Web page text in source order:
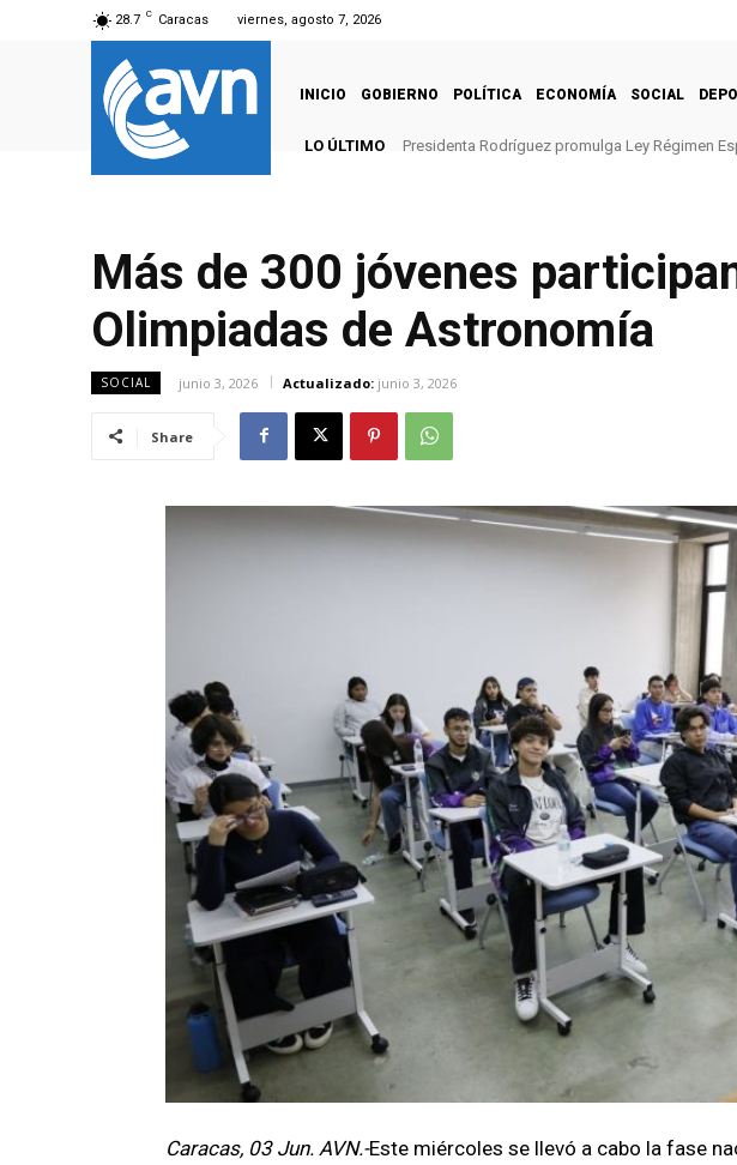
28.7 C Caracas viernes, agosto 7, 2026
INICIO GOBIERNO POLÍTICA ECONOMÍA SOCIAL
LO ÚLTIMO Presidenta Rodríguez promulga Ley Régimen
Más de 300 jóvenes
Olimpiadas de Astronomía
SOCIAL junio 3, 2026 Actualizado: junio 3, 2026
Share
Caracas, 03 Jun. AVN.-Este miércoles se llevó a cabo la fase